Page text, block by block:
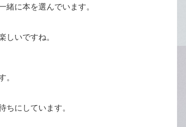
緒に本を選んでいます。
しいですね。
。
ちにしています。